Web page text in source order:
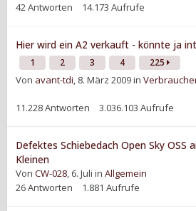
42Antworten 14.173 Aufrufe
Hier wird ein A2 verkauft - könnte ja
1 2 3 4 225
Von avant-tdi, 8. März 2009in
11.228Antworten 3.036.103 Aufrufe
Defektes Schiebedach Open Sky OSS
Kleinen
Von CW-028, 6. Juli in Allgemein
26Antworten 1.881 Aufrufe